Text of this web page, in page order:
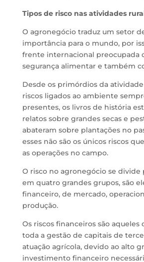
Tipos de risco nas atividades
O agronegócio traduz um setor
importância para o mundo, por
frente internacional preocupada
segurança alimentar e também
Desde os primórdios da
riscos ligados ao ambiente
presentes, os livros de história
relatos sobre grandes secas e
abateram sobre plantações no
esses não são os únicos riscos
as operações no campo.
O risco no agronegócio se
em quatro grandes grupos, são
financeiro, de mercado,
produção.
Os riscos financeiros são aqueles
toda a gestão de capitais de
atuação agrícola, devido ao alto
investimento financeiro